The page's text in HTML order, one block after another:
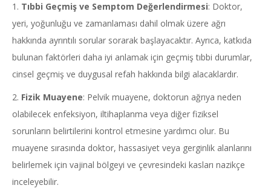
1. Tıbbi Geçmiş ve Semptom Değerlendirmesi: Doktor,
yeri, yoğunluğu ve zamanlaması dahil olmak üzere ağrı
hakkında ayrıntılı sorular sorarak başlayacaktır. Ayrıca, katkıda
bulunan faktörleri daha iyi anlamak için geçmiş tıbbi durumlar,
cinsel geçmiş ve duygusal refah hakkında bilgi alacaklardır.
2. Fizik Muayene: Pelvik muayene, doktorun ağrıya neden
olabilecek enfeksiyon, iltihaplanma veya diğer fiziksel
sorunların belirtilerini kontrol etmesine yardımcı olur. Bu
muayene sırasında doktor, hassasiyet veya gerginlik alanlarını
belirlemek için vajinal bölgeyi ve çevresindeki kasları nazikçe
inceleyebilir.